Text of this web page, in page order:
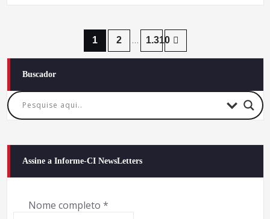
de
posts
1 2 … 1.310
Buscador
Assine a Informe-CI NewsLetters
Nome completo *